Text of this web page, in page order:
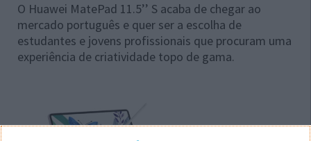
O Huawei MatePad 11.5’’ S acaba de chegar ao
mercado português e quer ser a escolha de
estudantes e jovens profissionais que procuram uma
experiência de criatividade topo de gama.